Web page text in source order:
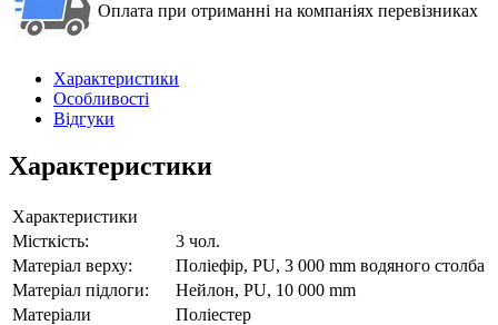
Оплата при отриманні на компаніях перевізниках
Характеристики
Особливості
Відгуки
Характеристики
Характеристики
Місткість:
3 чол.
Матеріал верху:
Поліефір, PU, 3 000 mm водяного столба
Матеріал підлоги:
Нейлон, PU, 10 000 mm
Матеріали
Поліестер